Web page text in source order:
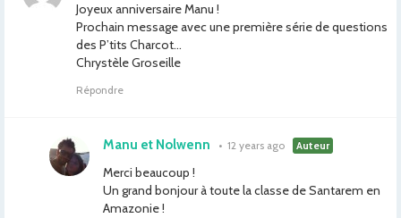
Joyeux anniversaire Manu !
Prochain message avec une première série de questions
des P’tits Charcot…
Chrystèle Groseille
Répondre
Manu et Nolwenn • 12 years ago Auteur
Merci beaucoup !
Un grand bonjour à toute la classe de Santarem en
Amazonie !